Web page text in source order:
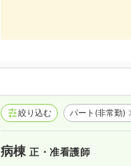
絞り込む パート(非常勤)
病棟正・准看護師